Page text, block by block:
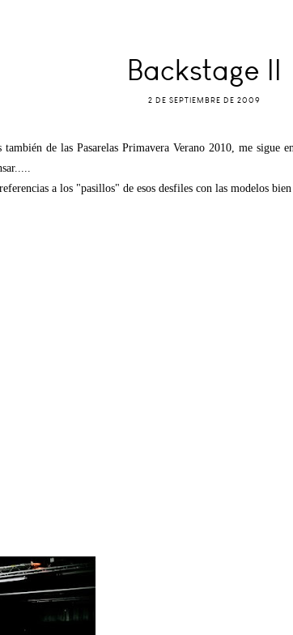
Backstage II
2 DE SEPTIEMBRE DE 2009
de las Pasarelas Primavera Verano 2010, me sigue
a los "pasillos" de esos desfiles con las modelos bien